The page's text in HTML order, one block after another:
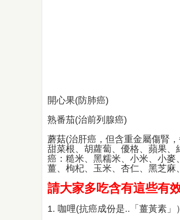
開心果(防肺癌)
熟番茄(治前列腺癌)
蘑菇(治肝癌，但含重金屬傷腎
甜菜根、胡蘿蔔、優格、蘋果
癌：糙米、黑糯米、小米、小
薑、枸杞、玉米、杏仁、黑芝麻
請大家多吃含有這些有
1. 咖哩(抗癌成份是..「薑黃素」）